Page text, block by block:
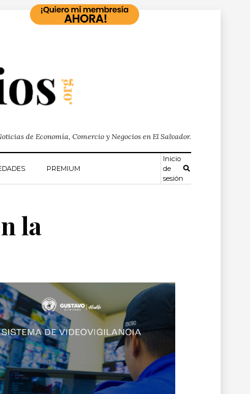
de Economía, Comercio y Negocios en El Salvador.
PREMIUM
Inicio
de
sesión
la